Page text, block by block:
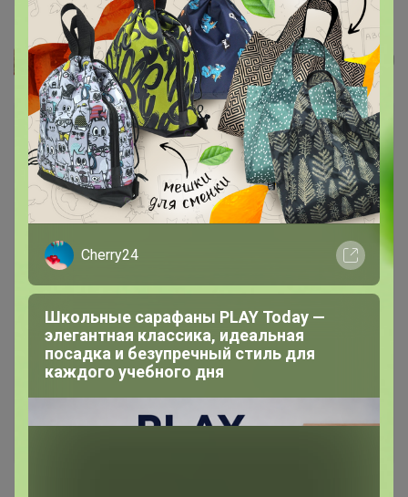
Glamkat
Cherry24
Школьные сарафаны PLAY Today —
элегантная классика, идеальная
посадка и безупречный стиль для
каждого учебного дня